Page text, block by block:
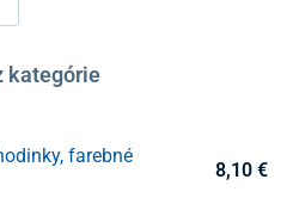
kategórie
farebné
8,10 €